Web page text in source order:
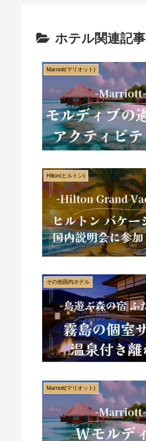
ホテル関連記事
Marriott(マリオット)
Hilton(ヒルトン)
その他国内ホテル
Marriott(マリオット)